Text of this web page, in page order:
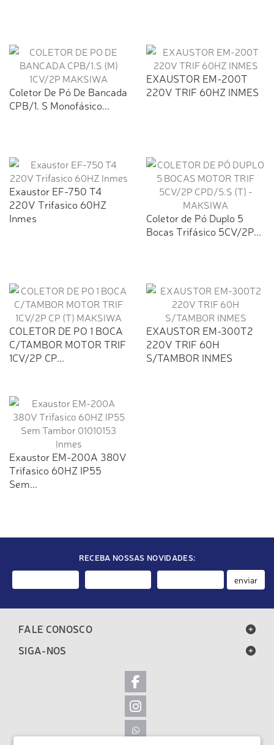
Coletor De Pó De Bancada
CPB/1. S Monofásico...
EXAUSTOR EM-200T
220V TRIF 60HZ INMES
Exaustor EF-750 T4
220V Trifasico 60HZ
Inmes
Coletor de Pó Duplo 5
Bocas Trifásico 5CV/2P...
COLETOR DE PO 1 BOCA
C/TAMBOR MOTOR TRIF
1CV/2P CP...
EXAUSTOR EM-300T2
220V TRIF 60H
S/TAMBOR INMES
Exaustor EM-200A 380V
Trifasico 60HZ IP55
Sem...
RECEBA NOSSAS NOVIDADES:
enviar
FALE CONOSCO
SIGA-NOS